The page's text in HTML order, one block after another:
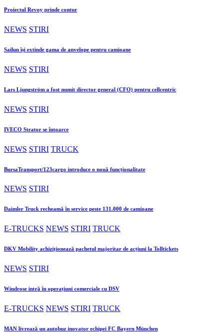
Proiectul Revoy prinde contur
NEWS STIRI
Sailun își extinde gama de anvelope pentru camioane
NEWS STIRI
Lars Ljungström a fost numit director general (CFO) pentru cellcentric
NEWS STIRI
IVECO Strator se întoarce
NEWS STIRI TRUCK
BursaTransport/123cargo introduce o nouă funcționalitate
NEWS STIRI
Daimler Truck recheamă în service peste 131.000 de camioane
E-TRUCKS NEWS STIRI TRUCK
DKV Mobility achiziționează pachetul majoritar de acțiuni la Tolltickets
NEWS STIRI
Windrose intră în operațiuni comerciale cu DSV
E-TRUCKS NEWS STIRI TRUCK
MAN livrează un autobuz inovator echipei FC Bayern München